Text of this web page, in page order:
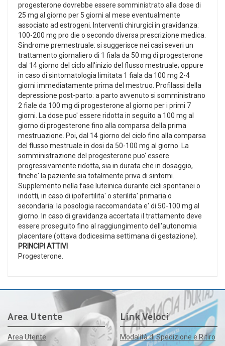
progesterone dovrebbe essere somministrato alla dose di
25 mg al giorno per 5 giorni al mese eventualmente
associato ad estrogeni. Interventi chirurgici in gravidanza:
100-200 mg pro die o secondo diversa prescrizione medica.
Sindrome premestruale: si suggerisce nei casi severi un
trattamento giornaliero di 1 fiala da 50 mg di progesterone
dal 14 giorno del ciclo all'inizio del flusso mestruale; oppure
in caso di sintomatologia limitata 1 fiala da 100 mg 2-4
giorni immediatamente prima del mestruo. Profilassi della
depressione post-parto: a parto avvenuto si somministrano
2 fiale da 100 mg di progesterone al giorno per i primi 7
giorni. La dose puo' essere ridotta in seguito a 100 mg al
giorno di progesterone fino alla comparsa della prima
mestruazione. Poi, dal 14 giorno del ciclo fino alla comparsa
del flusso mestruale in dosi da 50-100 mg al giorno. La
somministrazione del progesterone puo' essere
progressivamente ridotta, sia in durata che in dosaggio,
finche' la paziente sia totalmente priva di sintomi.
Supplemento nella fase luteinica durante cicli spontanei o
indotti, in caso di ipofertilita' o sterilita' primaria o
secondaria: la posologia raccomandata e' di 50-100 mg al
giorno. In caso di gravidanza accertata il trattamento deve
essere proseguito fino al raggiungimento dell'autonomia
placentare (ottava dodicesima settimana di gestazione).
PRINCIPI ATTIVI
Progesterone.
Area Utente
Area Utente
Link Veloci
Modalità di Spedizione e Ritiro